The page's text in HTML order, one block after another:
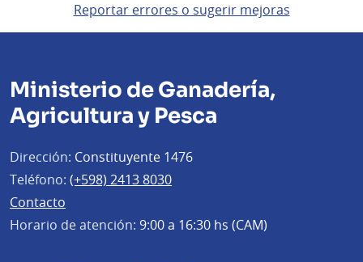
Reportar errores o sugerir mejoras
Ministerio de Ganadería,
Agricultura y Pesca
Dirección: Constituyente 1476
Teléfono: (+598) 2413 8030
Contacto
Horario de atención: 9:00 a 16:30 hs (CAM)